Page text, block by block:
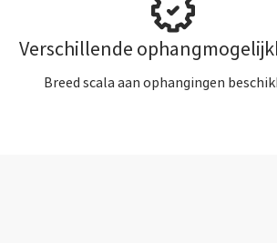
Verschillende
Breed scala aan ophangingen